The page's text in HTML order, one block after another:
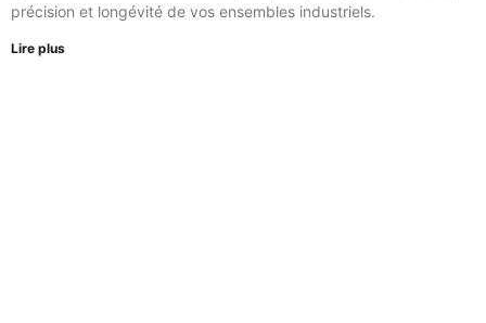
précision et longévité de vos ensembles industriels.
Lire plus